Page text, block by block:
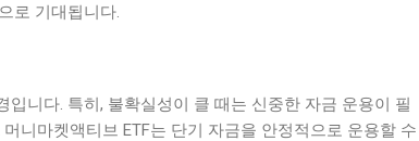
로 기대됩니다.
니다. 특히, 불확실성이 클 때는 신중한 자금 운용이 필
니마켓액티브 ETF는 단기 자금을 안정적으로 운용할 수